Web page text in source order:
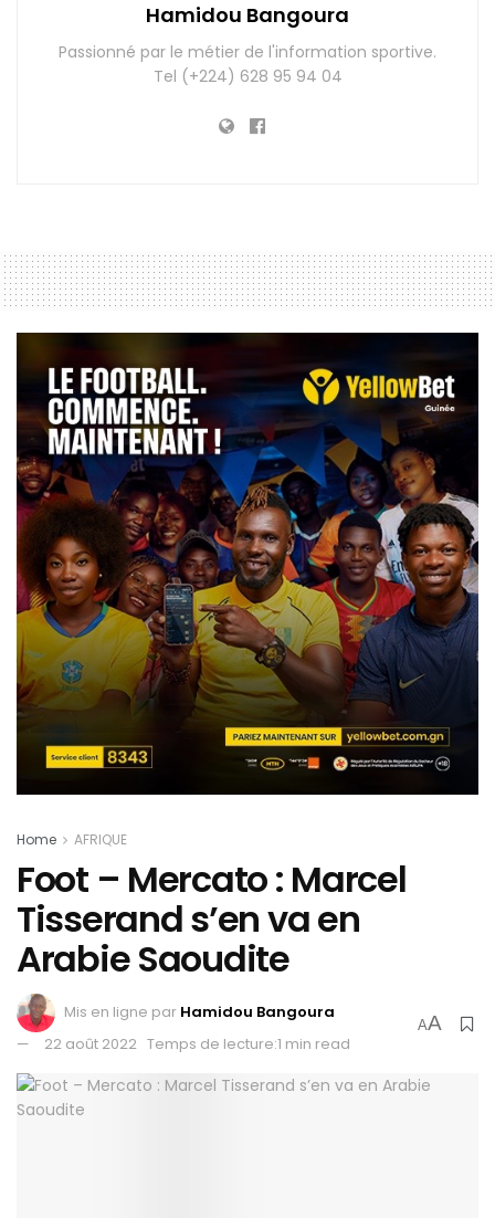
Hamidou Bangoura
Passionné par le métier de l'information sportive.
Tel (+224) 628 95 94 04
Home AFRIQUE
Foot – Mercato : Marcel
Tisserand s’en va en
Arabie Saoudite
Mis en ligne par Hamidou Bangoura
22 août 2022 Temps de lecture:1 min read
AA